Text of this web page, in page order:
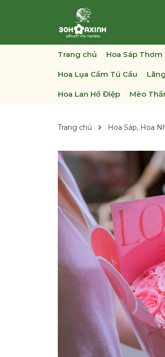
Trang chủ Hoa Sáp Thơm
Hoa Lụa Cẩm Tú Cầu
Hoa Lan Hồ Điệp Mèo
Trang chủ Hoa Sáp, Hoa